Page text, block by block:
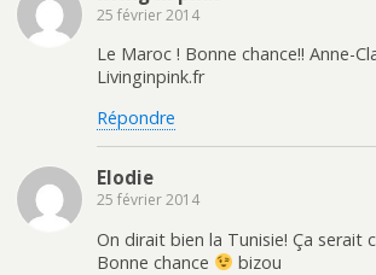
25 février 2014
Le Maroc ! Bonne chance!! Anne-
Livinginpink.fr
Répondre
Elodie
25 février 2014
On dirait bien la Tunisie! Ça serait
Bonne chance
bizou